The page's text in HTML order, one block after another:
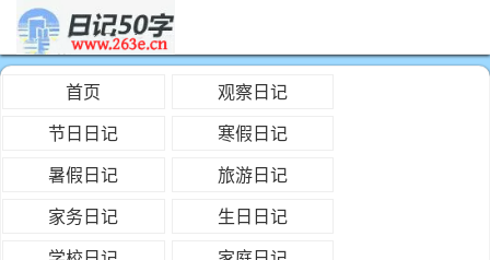
首页
观察日记
节日日记
寒假日记
暑假日记
旅游日记
家务日记
生日日记